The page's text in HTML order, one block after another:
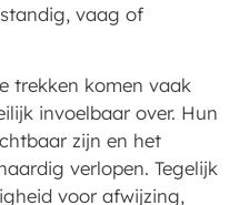
vaag of
trekken komen vaak
invoelbaar over. Hun
zijn en het
verlopen. Tegelijk
voor afwijzing,